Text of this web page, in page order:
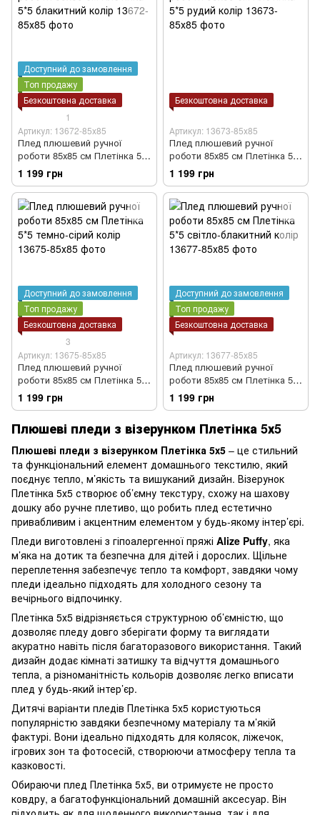
Доступний до замовлення
Топ продажу
Безкоштовна доставка
1
Артикул: 13672-85х85
Плед плюшевий ручної
роботи 85х85 см Плетінка 5*5
блакитний колір
1 199 грн
Безкоштовна доставка
Артикул: 13673-85х85
Плед плюшевий ручної
роботи 85х85 см Плетінка 5*5
рудий колір
1 199 грн
Доступний до замовлення
Топ продажу
Безкоштовна доставка
3
Артикул: 13675-85х85
Плед плюшевий ручної
роботи 85х85 см Плетінка 5*5
темно-сірий колір
1 199 грн
Доступний до замовлення
Топ продажу
Безкоштовна доставка
Артикул: 13677-85х85
Плед плюшевий ручної
роботи 85х85 см Плетінка 5*5
світло-блакитний колір
1 199 грн
Плюшеві пледи з візерунком Плетінка 5х5
Плюшеві пледи з візерунком Плетінка 5х5 – це стильний
та функціональний елемент домашнього текстилю, який
поєднує тепло, м’якість та вишуканий дизайн. Візерунок
Плетінка 5х5 створює об’ємну текстуру, схожу на шахову
дошку або ручне плетиво, що робить плед естетично
привабливим і акцентним елементом у будь-якому інтер’єрі.
Пледи виготовлені з гіпоалергенної пряжі Alize Puffy, яка
м’яка на дотик та безпечна для дітей і дорослих. Щільне
переплетення забезпечує тепло та комфорт, завдяки чому
пледи ідеально підходять для холодного сезону та
вечірнього відпочинку.
Плетінка 5х5 відрізняється структурною об’ємністю, що
дозволяє пледу довго зберігати форму та виглядати
акуратно навіть після багаторазового використання. Такий
дизайн додає кімнаті затишку та відчуття домашнього
тепла, а різноманітність кольорів дозволяє легко вписати
плед у будь-який інтер’єр.
Дитячі варіанти пледів Плетінка 5х5 користуються
популярністю завдяки безпечному матеріалу та м’якій
фактурі. Вони ідеально підходять для колясок, ліжечок,
ігрових зон та фотосесій, створюючи атмосферу тепла та
казковості.
Обираючи плед Плетінка 5х5, ви отримуєте не просто
ковдру, а багатофункціональний домашній аксесуар. Він